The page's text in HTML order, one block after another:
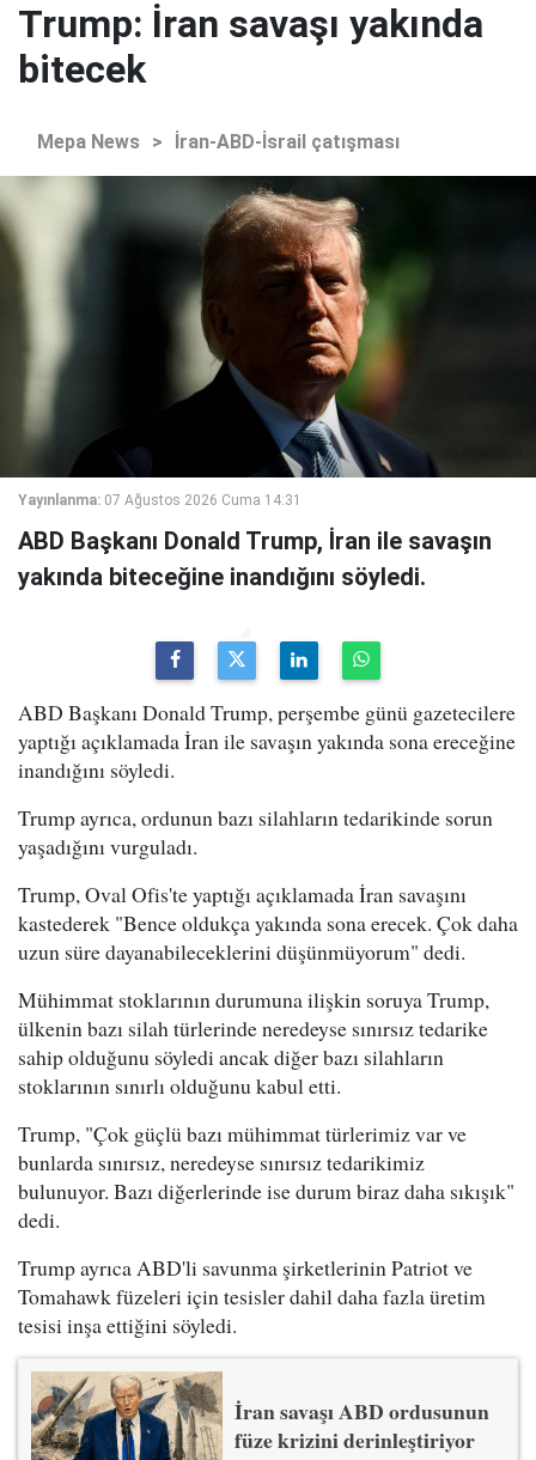
Trump: İran savaşı yakında
bitecek
Mepa News > İran-ABD-İsrail çatışması
Yayınlanma: 07 Ağustos 2026 Cuma 14:31
ABD Başkanı Donald Trump, İran ile savaşın
yakında biteceğine inandığını söyledi.
ABD Başkanı Donald Trump, perşembe günü gazetecilere
yaptığı açıklamada İran ile savaşın yakında sona ereceğine
inandığını söyledi.
Trump ayrıca, ordunun bazı silahların tedarikinde sorun
yaşadığını vurguladı.
Trump, Oval Ofis'te yaptığı açıklamada İran savaşını
kastederek "Bence oldukça yakında sona erecek. Çok daha
uzun süre dayanabileceklerini düşünmüyorum" dedi.
Mühimmat stoklarının durumuna ilişkin soruya Trump,
ülkenin bazı silah türlerinde neredeyse sınırsız tedarike
sahip olduğunu söyledi ancak diğer bazı silahların
stoklarının sınırlı olduğunu kabul etti.
Trump, "Çok güçlü bazı mühimmat türlerimiz var ve
bunlarda sınırsız, neredeyse sınırsız tedarikimiz
bulunuyor. Bazı diğerlerinde ise durum biraz daha sıkışık"
dedi.
Trump ayrıca ABD'li savunma şirketlerinin Patriot ve
Tomahawk füzeleri için tesisler dahil daha fazla üretim
tesisi inşa ettiğini söyledi.
İran savaşı ABD ordusunun
füze krizini derinleştiriyor